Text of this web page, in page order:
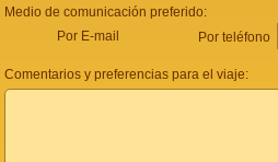
Medio de comunicación preferido:
Por E-mail
Por teléfono
Comentarios y preferencias para el viaje: